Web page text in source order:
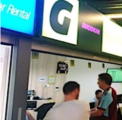
KRANKHEITEN VON A-ZANGST
MEDIZINISCHE FACHBEGRIFFE
MUND UND ZÄHNE
PRÄVENTION UND ALTER
SYMPTOME UND DIAGNOSE